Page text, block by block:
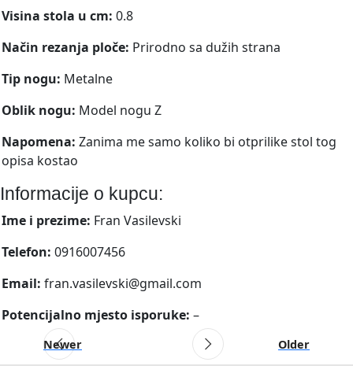
Visina stola u cm: 0.8
Način rezanja ploče: Prirodno sa dužih strana
Tip nogu: Metalne
Oblik nogu: Model nogu Z
Napomena: Zanima me samo koliko bi otprilike stol tog
opisa kostao
Informacije o kupcu:
Ime i prezime: Fran Vasilevski
Telefon: 0916007456
Email: fran.vasilevski@gmail.com
Potencijalno mjesto isporuke: –
Newer Older